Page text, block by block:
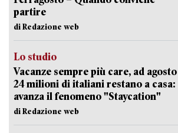
partire
di Redazione web
Lo studio
Vacanze sempre più care, ad agosto
24 milioni di italiani restano a casa:
avanza il fenomeno "Staycation"
di Redazione web